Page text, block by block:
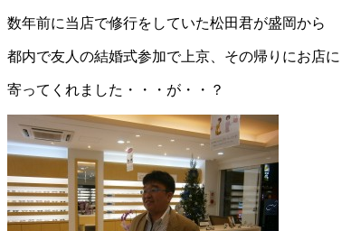
数年前に当店で修行をしていた松田君が盛岡から
都内で友人の結婚式参加で上京、その帰りにお店に
寄ってくれました・・・が・・？